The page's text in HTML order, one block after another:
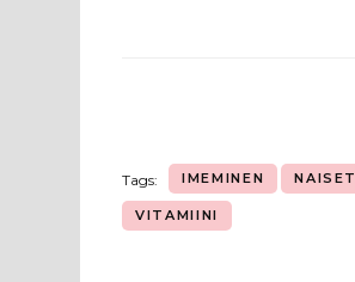
Tags: IMEMINEN NAISET
VITAMIINI